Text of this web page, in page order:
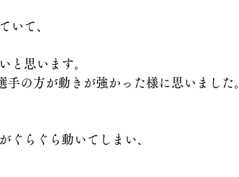
いて、
と思います。
手の方が動きが強かった様に思いました
ぐらぐら動いてしまい、